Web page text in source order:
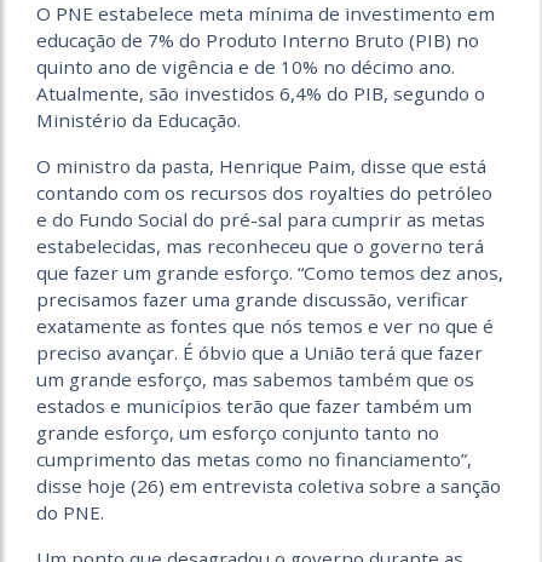
O PNE estabelece meta mínima de investimento em
educação de 7% do Produto Interno Bruto (PIB) no
quinto ano de vigência e de 10% no décimo ano.
Atualmente, são investidos 6,4% do PIB, segundo o
Ministério da Educação.
O ministro da pasta, Henrique Paim, disse que está
contando com os recursos dos royalties do petróleo
e do Fundo Social do pré-sal para cumprir as metas
estabelecidas, mas reconheceu que o governo terá
que fazer um grande esforço. “Como temos dez anos,
precisamos fazer uma grande discussão, verificar
exatamente as fontes que nós temos e ver no que é
preciso avançar. É óbvio que a União terá que fazer
um grande esforço, mas sabemos também que os
estados e municípios terão que fazer também um
grande esforço, um esforço conjunto tanto no
cumprimento das metas como no financiamento”,
disse hoje (26) em entrevista coletiva sobre a sanção
do PNE.